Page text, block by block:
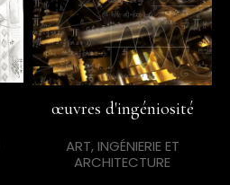
œuvres d'ingéniosité
ART, INGÉNIERIE ET
ARCHITECTURE